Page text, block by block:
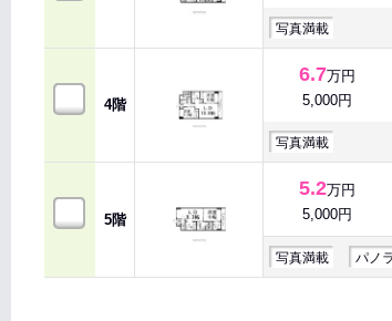
写真満載
4階
6.7万円
5,000円
写真満載
5階
5.2万円
5,000円
写真満載 パノ